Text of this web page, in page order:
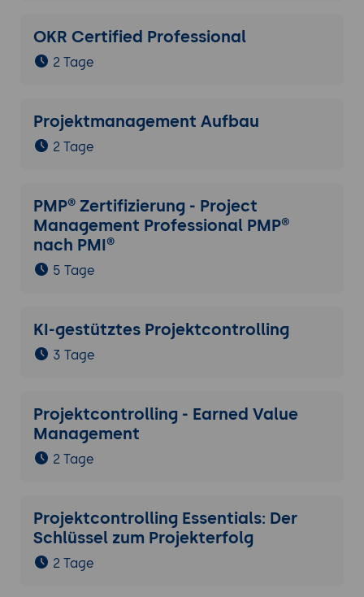
OKR Certified Professional
2 Tage
Projektmanagement Aufbau
2 Tage
PMP® Zertifizierung - Project
Management Professional PMP®
nach PMI®
5 Tage
KI-gestütztes Projektcontrolling
3 Tage
Projektcontrolling - Earned Value
Management
2 Tage
Projektcontrolling Essentials: Der
Schlüssel zum Projekterfolg
2 Tage